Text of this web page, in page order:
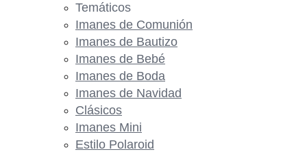
Temáticos
Imanes de Comunión
Imanes de Bautizo
Imanes de Bebé
Imanes de Boda
Imanes de Navidad
Clásicos
Imanes Mini
Estilo Polaroid